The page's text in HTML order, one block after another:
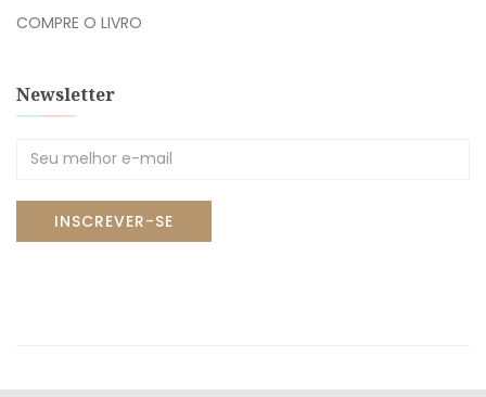
COMPRE O LIVRO
Newsletter